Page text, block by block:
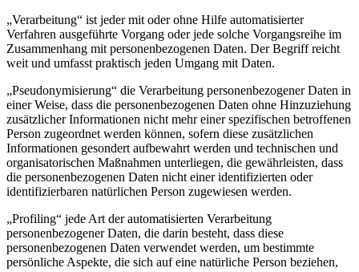
„Verarbeitung“ ist jeder mit oder ohne Hilfe automatisierter
Verfahren ausgeführte Vorgang oder jede solche Vorgangsreihe im
Zusammenhang mit personenbezogenen Daten. Der Begriff reicht
weit und umfasst praktisch jeden Umgang mit Daten.
„Pseudonymisierung“ die Verarbeitung personenbezogener Daten in
einer Weise, dass die personenbezogenen Daten ohne Hinzuziehung
zusätzlicher Informationen nicht mehr einer spezifischen betroffenen
Person zugeordnet werden können, sofern diese zusätzlichen
Informationen gesondert aufbewahrt werden und technischen und
organisatorischen Maßnahmen unterliegen, die gewährleisten, dass
die personenbezogenen Daten nicht einer identifizierten oder
identifizierbaren natürlichen Person zugewiesen werden.
„Profiling“ jede Art der automatisierten Verarbeitung
personenbezogener Daten, die darin besteht, dass diese
personenbezogenen Daten verwendet werden, um bestimmte
persönliche Aspekte, die sich auf eine natürliche Person beziehen,